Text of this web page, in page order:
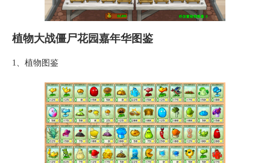
植物大战僵尸花园嘉年华图鉴
1、植物图鉴